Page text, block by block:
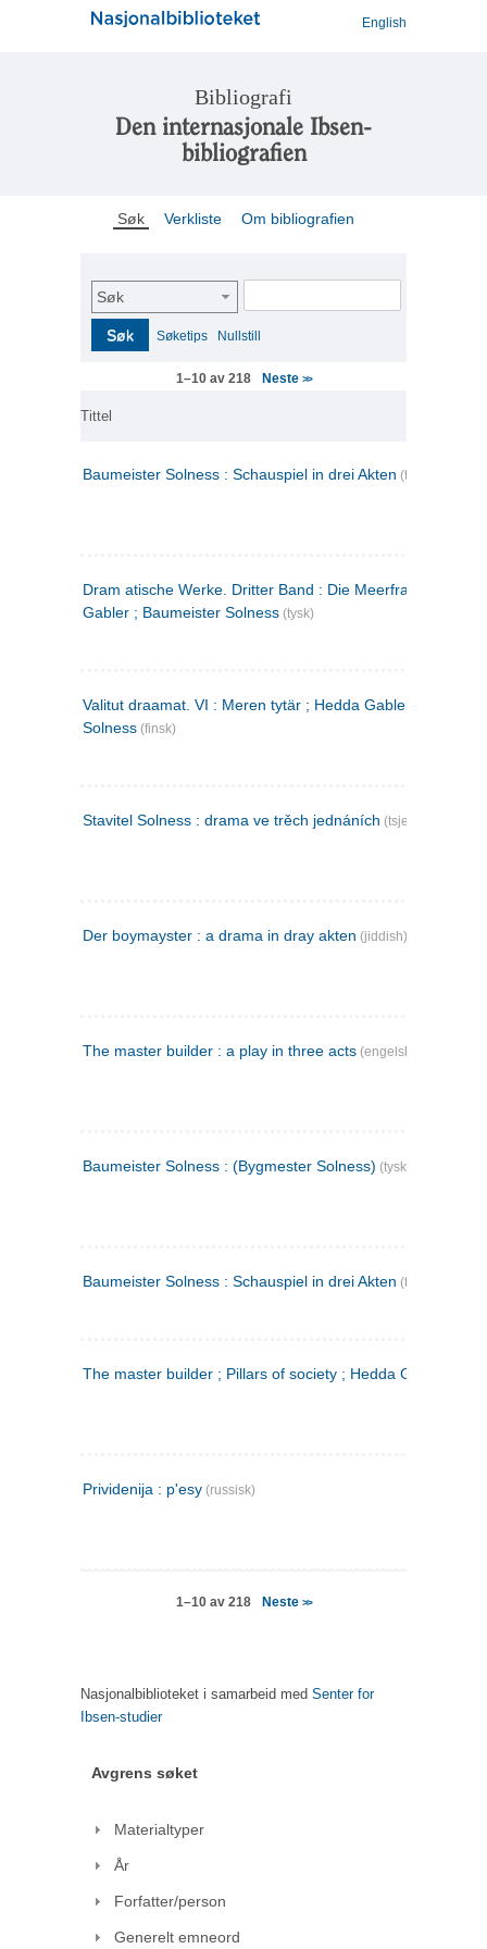
English
Bibliografi
Den internasjonale Ibsen-
bibliografien
Søk Verkliste Om bibliografien
Søk
Søk Søketips Nullstill
1–10 av 218 Neste >>
Tittel
Baumeister Solness : Schauspiel in drei Akten (tysk)
Dram atische Werke. Dritter Band : Die Meerfrau ; Hedda
Gabler ; Baumeister Solness (tysk)
Valitut draamat. VI : Meren tytär ; Hedda Gabler ;
Solness (finsk)
Stavitel Solness : drama ve trěch jednáních (tsjekkisk)
Der boymayster : a drama in dray akten (jiddish)
The master builder : a play in three acts (engelsk)
Baumeister Solness : (Bygmester Solness) (tysk)
Baumeister Solness : Schauspiel in drei Akten (tysk)
The master builder ; Pillars of society ; Hedda Gabler
Prividenija : p'esy (russisk)
1–10 av 218 Neste >>
Nasjonalbiblioteket i samarbeid med Senter for
Ibsen-studier
Avgrens søket
Materialtyper
År
Forfatter/person
Generelt emneord